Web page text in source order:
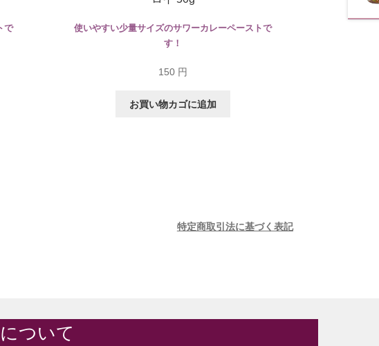
で
使いやすい少量サイズのサワーカレーペーストで
す！
150 円
お買い物カゴに追加
特定商取引法に基づく表記
ついて